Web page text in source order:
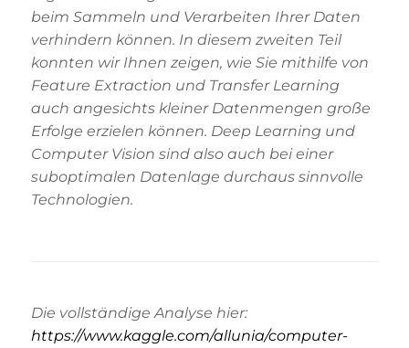
beim Sammeln und Verarbeiten Ihrer Daten
verhindern können. In diesem zweiten Teil
konnten wir Ihnen zeigen, wie Sie mithilfe von
Feature Extraction und Transfer Learning
auch angesichts kleiner Datenmengen große
Erfolge erzielen können. Deep Learning und
Computer Vision sind also auch bei einer
suboptimalen Datenlage durchaus sinnvolle
Technologien.
Die vollständige Analyse hier:
https://www.kaggle.com/allunia/computer-